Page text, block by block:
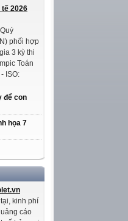
tế 2026
phối hợp
3 kỳ thi
Toán
ISO:
để con
họa 7
kinh phí
cáo